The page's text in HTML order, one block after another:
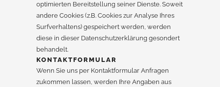
optimierten Bereitstellung seiner Dienste. Soweit
andere Cookies (z.B. Cookies zur Analyse Ihres
Surfverhaltens) gespeichert werden, werden
diese in dieser Datenschutzerklärung gesondert
behandelt.
KONTAKTFORMULAR
Wenn Sie uns per Kontaktformular Anfragen
zukommen lassen, werden Ihre Angaben aus